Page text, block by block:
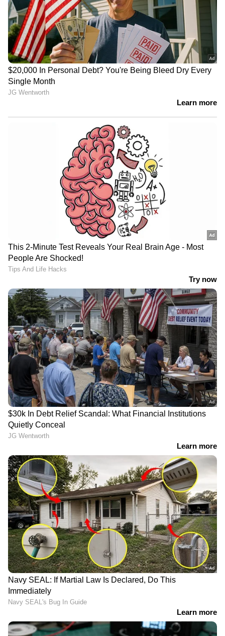
ഇന്‍സ്റ്റന്‍റ് ഭക്ഷ്യപദാര്‍ത്ഥങ്ങള്‍, റെഡി ടു ഈറ്റ്,
റെഡി ടു കുക്ക് എന്നീ പുതിയ ഉത്പന്നങ്ങള്‍ക്ക്
പുറമെ പാലിന്‍റെ തരംതിരിക്കല്‍, വില
ക്രമീകരിക്കല്‍ തുടങ്ങിയവ ഈ ഉദ്യമത്തില്‍
ഉള്‍പ്പെട്ടിരിക്കുന്നു. മില്‍മയുടെ വിപണി
സാന്നിദ്ധ്യം വിപുലീകരിക്കുന്നതിന് ഇത് ഏറെ
സഹായകരമായെന്നും കെ എസ് മണി പറഞ്ഞു.
കഴിഞ്ഞ വര്‍ഷം മില്‍മയുടെ
പ്രവര്‍ത്തനങ്ങള്‍ക്ക് ദേശീയ അംഗീകാരങ്ങളുടെ
പെരുമഴക്കാലം ആയിരുന്നു. ഇന്ത്യയില്‍ തന്നെ
അറിയപ്പെടുന്ന ഒരു മില്‍ക്ക് ഫെഡറേഷനായി
മില്‍മ ഇന്ന് മാറിക്കഴിഞ്ഞു. ഇന്ത്യയിലെ ഏറ്റവും
അണുഗുണനിലവാരം കൂടിയ പാല്‍, മികച്ച
ക്ഷീര സംഘങ്ങള്‍ക്കുള്ള ദേശീയ പുരസ്കാരം,
ഊര്‍ജ്ജ സംരക്ഷണ രംഗത്തെ ദേശീയ
അവാര്‍ഡുകള്‍, ആയുര്‍വ്വേദ വെറ്ററിനറി
മരുന്നുകള്‍ പ്രചരിപ്പിച്ചതില്‍ പ്രധാനമന്ത്രിയുടെ
പ്രശംസ, കാലാവസ്ഥ വ്യതിയാന ഇന്‍ഷുറന്‍സ്
രാജ്യത്തു ആദ്യമായി നടപ്പിലാക്കിയ ക്ഷീര
സഹകരണ പ്രസ്ഥാനം എന്നിവ മില്‍മയുടെ
അടുത്ത കാലത്തുള്ള നേട്ടങ്ങളില്‍ ചിലത്
മാത്രമാണ്.
ക്ഷീരകര്‍ഷകര്‍ക്ക് ഏറ്റവും കൂടുതല്‍ വില
നല്‍കുന്നത് നമ്മള്‍ ആണെങ്കിലും ഉത്പാദന
ചെലവ് കൂടുതലുള്ള സംസ്ഥാനവും
നമ്മുടേതാണ്. അതുകൊണ്ടു ഉത്പാദന ചെലവ്
കുറക്കാനുള്ള പദ്ധതികളിലൂടെയും, ഉത്പാദന
ക്ഷമത വര്‍ധിപ്പിച്ചും നമുക്ക് സ്വയം പര്യാപതത
കൈവരിക്കേണ്ടതുണ്ട്. ക്ഷീരകര്‍ഷകരോടുള്ള